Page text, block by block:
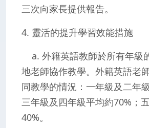
三次向家長提供報告。
4. 靈活的提升學習效能措施
a. 外籍英語教師於所有年級
地老師協作教學。外籍英語老
同教學的情況：一年級及二年
三年級及四年級平均約70%；
40%。